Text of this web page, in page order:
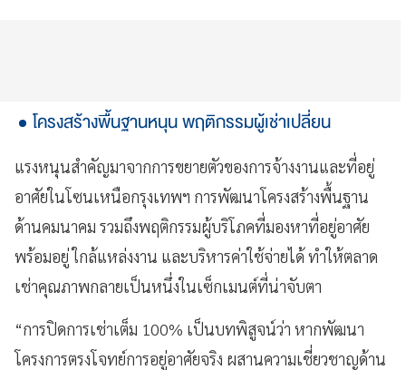
โครงสร้างพื้นฐานหนุน พฤติกรรมผู้เช่าเปลี่ยน
แรงหนุนสำคัญมาจากการขยายตัวของการจ้างงานและที่อยู่
อาศัยในโซนเหนือกรุงเทพฯ การพัฒนาโครงสร้างพื้นฐาน
ด้านคมนาคม รวมถึงพฤติกรรมผู้บริโภคที่มองหาที่อยู่อาศัย
พร้อมอยู่ ใกล้แหล่งงาน และบริหารค่าใช้จ่ายได้ ทำให้ตลาด
เช่าคุณภาพกลายเป็นหนึ่งในเซ็กเมนต์ที่น่าจับตา
“การปิดการเช่าเต็ม 100% เป็นบทพิสูจน์ว่า หากพัฒนา
โครงการตรงโจทย์การอยู่อาศัยจริง ผสานความเชี่ยวชาญด้าน